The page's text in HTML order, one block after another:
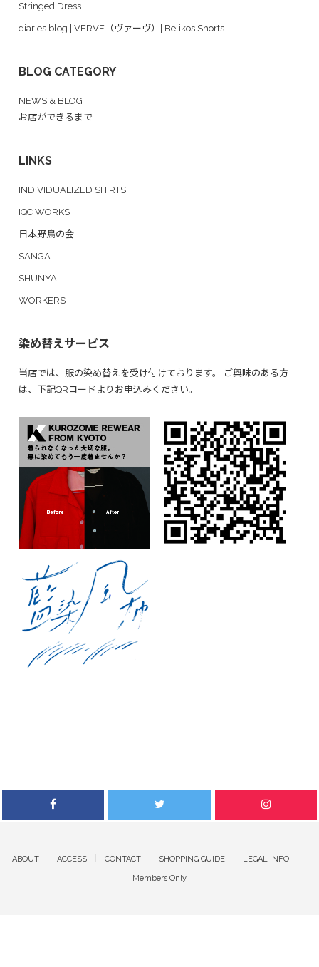
Stringed Dress
diaries blog | VERVE（ヴァーヴ）| Belikos Shorts
BLOG CATEGORY
NEWS & BLOG
お店ができるまで
LINKS
INDIVIDUALIZED SHIRTS
IQC WORKS
日本野鳥の会
SANGA
SHUNYA
WORKERS
染め替えサービス
当店では、服の染め替えを受け付けております。 ご興味のある方
は、下記QRコードよりお申込みください。
ABOUT ACCESS CONTACT SHOPPING GUIDE LEGAL INFO
Members Only